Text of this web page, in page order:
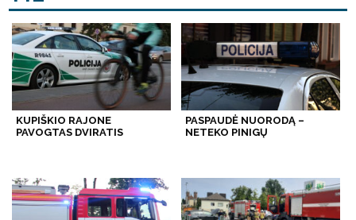
KUPIŠKIO RAJONE
PAVOGTAS DVIRATIS
PASPAUDĖ NUORODĄ –
NETEKO PINIGŲ